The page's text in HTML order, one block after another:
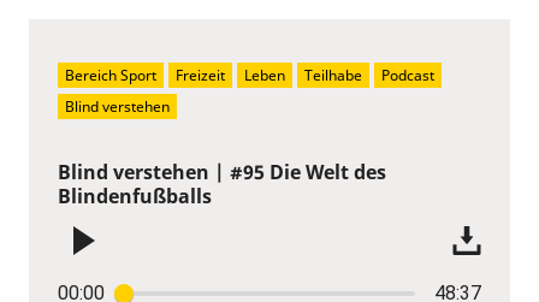
Blind verstehen | #95 Die Welt des
Blindenfußballs
00:00 48:37
Bereich Sport Freizeit Leben Teilhabe
Podcast
Blind verstehen